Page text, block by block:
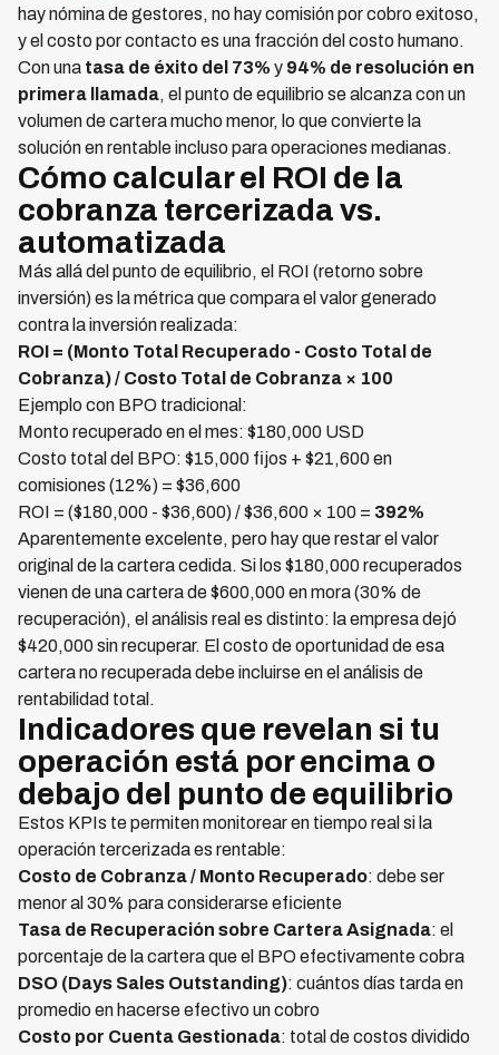
hay nómina de gestores, no hay comisión por cobro exitoso,
y el costo por contacto es una fracción del costo humano.
Con una tasa de éxito del 73% y 94% de resolución en
primera llamada, el punto de equilibrio se alcanza con un
volumen de cartera mucho menor, lo que convierte la
solución en rentable incluso para operaciones medianas.
Cómo calcular el ROI de la
cobranza tercerizada vs.
automatizada
Más allá del punto de equilibrio, el ROI (retorno sobre
inversión) es la métrica que compara el valor generado
contra la inversión realizada:
ROI = (Monto Total Recuperado - Costo Total de
Cobranza) / Costo Total de Cobranza × 100
Ejemplo con BPO tradicional:
Monto recuperado en el mes: $180,000 USD
Costo total del BPO: $15,000 fijos + $21,600 en
comisiones (12%) = $36,600
ROI = ($180,000 - $36,600) / $36,600 × 100 = 392%
Aparentemente excelente, pero hay que restar el valor
original de la cartera cedida. Si los $180,000 recuperados
vienen de una cartera de $600,000 en mora (30% de
recuperación), el análisis real es distinto: la empresa dejó
$420,000 sin recuperar. El costo de oportunidad de esa
cartera no recuperada debe incluirse en el análisis de
rentabilidad total.
Indicadores que revelan si tu
operación está por encima o
debajo del punto de equilibrio
Estos KPIs te permiten monitorear en tiempo real si la
operación tercerizada es rentable:
Costo de Cobranza / Monto Recuperado: debe ser
menor al 30% para considerarse eficiente
Tasa de Recuperación sobre Cartera Asignada: el
porcentaje de la cartera que el BPO efectivamente cobra
DSO (Days Sales Outstanding): cuántos días tarda en
promedio en hacerse efectivo un cobro
Costo por Cuenta Gestionada: total de costos dividido